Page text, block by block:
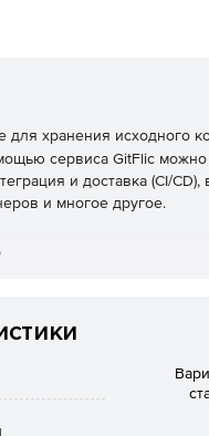
для хранения исходного
сервиса GitFlic можно
и доставка (CI/
и многое другое.